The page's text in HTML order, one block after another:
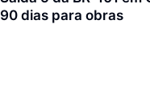
90 dias para obras